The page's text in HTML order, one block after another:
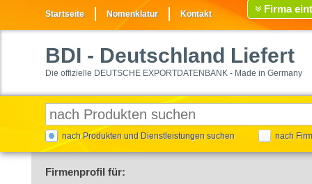
Startseite Nomenklatur Kontakt Firma
BDI - Deutschland Liefert
Die offizielle DEUTSCHE EXPORTDATENBANK - Made in Germany
nach Produkten und Dienstleistungen suchen nach
Firmenprofil für: